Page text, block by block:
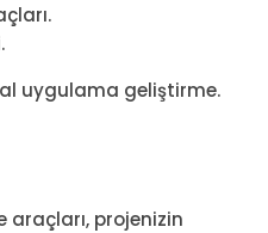
uygulama geliştirme.
projenizin